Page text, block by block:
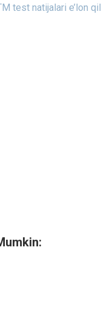
test natijalari e’lon